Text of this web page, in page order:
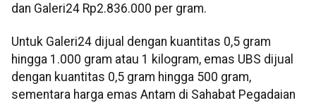
dan Galeri24 Rp2.836.000 per gram.
Untuk Galeri24 dijual dengan kuantitas 0,5 gram
hingga 1.000 gram atau 1 kilogram, emas UBS dijual
dengan kuantitas 0,5 gram hingga 500 gram,
sementara harga emas Antam di Sahabat Pegadaian